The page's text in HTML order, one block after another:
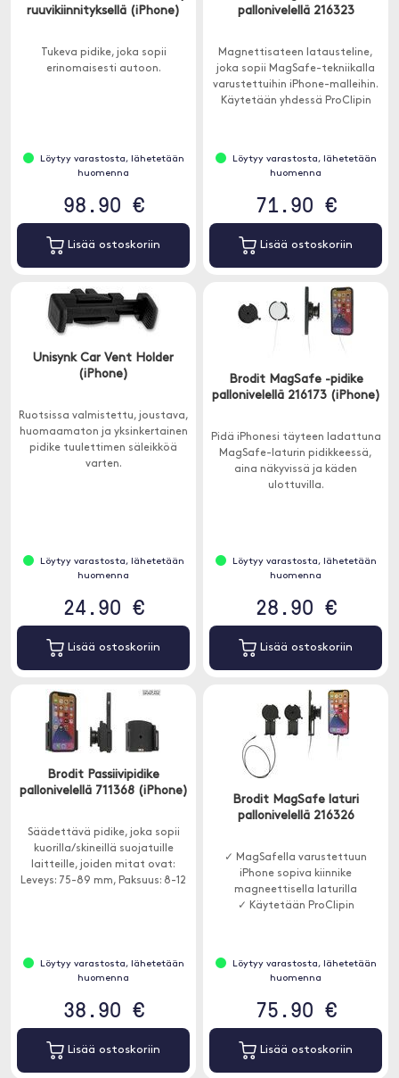
ruuvikiinnityksellä (iPhone)
Tukeva pidike, joka sopii
erinomaisesti autoon.
Löytyy varastosta, lähetetään
huomenna
98.90 €
Lisää ostoskoriin
pallonivelellä 216323
Magnettisateen latausteline,
joka sopii MagSafe-tekniikalla
varustettuihin iPhone-malleihin.
Käytetään yhdessä ProClipin
Löytyy varastosta, lähetetään
huomenna
71.90 €
Lisää ostoskoriin
Unisynk Car Vent Holder
(iPhone)
Ruotsissa valmistettu, joustava,
huomaamaton ja yksinkertainen
pidike tuulettimen säleikköä
varten.
Löytyy varastosta, lähetetään
huomenna
24.90 €
Lisää ostoskoriin
Brodit MagSafe -pidike
pallonivelellä 216173 (iPhone)
Pidä iPhonesi täyteen ladattuna
MagSafe-laturin pidikkeessä,
aina näkyvissä ja käden
ulottuvilla.
Löytyy varastosta, lähetetään
huomenna
28.90 €
Lisää ostoskoriin
Brodit Passiivipidike
pallonivelellä 711368 (iPhone)
Säädettävä pidike, joka sopii
kuorilla/skineillä suojatuille
laitteille, joiden mitat ovat:
Leveys: 75-89 mm, Paksuus: 8-12
Löytyy varastosta, lähetetään
huomenna
38.90 €
Lisää ostoskoriin
Brodit MagSafe laturi
pallonivelellä 216326
✓ MagSafella varustettuun
iPhone sopiva kiinnike
magneettisella laturilla
✓ Käytetään ProClipin
Löytyy varastosta, lähetetään
huomenna
75.90 €
Lisää ostoskoriin